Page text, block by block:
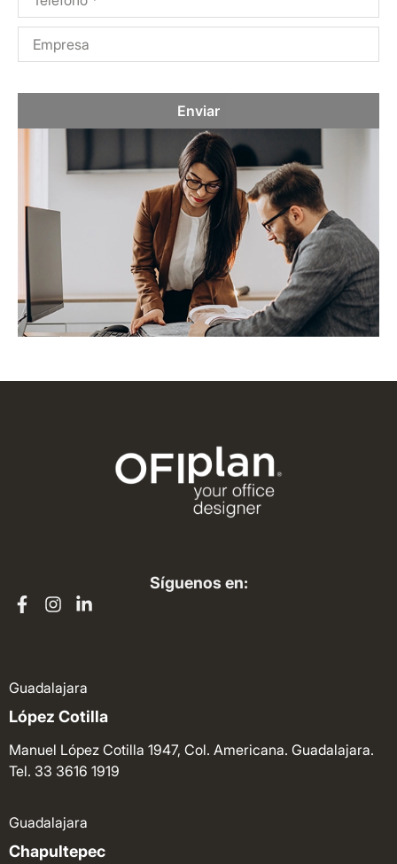
Enviar
Síguenos en:
Guadalajara
López Cotilla
Manuel López Cotilla 1947, Col. Americana. Guadalajara.
Tel. 33 3616 1919
Guadalajara
Chapultepec